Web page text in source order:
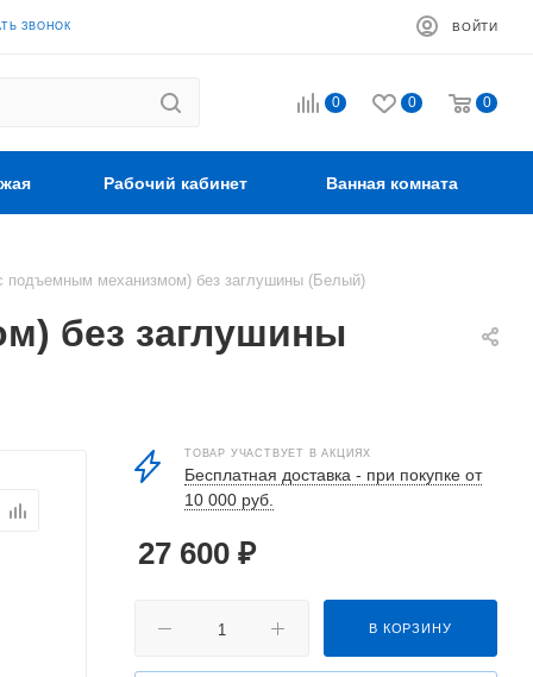
ЗВОНОК ВОЙТИ
0 0 0
Рабочий кабинет Ванная комната
подъемным механизмом) без заглушины (Белый)
без заглушины
ТОВАР УЧАСТВУЕТ В АКЦИЯХ
Бесплатная доставка - при покупке от
10 000 руб.
27 600 ₽
В КОРЗИНУ